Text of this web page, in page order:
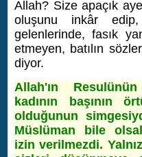
Allah? Size apaçık
oluşunu inkâr edip,
gelenlerinde, fasık
etmeyen, batılın
diyor.
Allah'ın
kadının başının
olduğunun
Müslüman bile
izin verilmezdi.